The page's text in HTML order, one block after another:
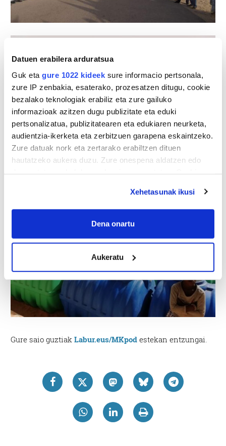
Datuen erabilera arduratsua
Guk eta gure 1022 kideek sure informacio pertsonala,
zure IP zenbakia, esaterako, prozesatzen ditugu, cookie
bezalako teknologiak erabiliz eta zure gailuko
informazioak azitzen dugu publizitate eta eduki
pertsonalizatua, publizitatearen eta edukiaren neurketa,
audientzia-ikerketa eta zerbitzuen garapena eskaintzeko.
Zure datuak nork eta zertarako erabiltzen dituen
hautatzeko aukera duzu. Zure onespena aldatzen edo
If you allow, we would also like to:
Collect information about your geographical
meters
Identify your device by actively scanning it for
specific characteristics (fingerprinting)
Find out more about how your personal data is processed
and set your preferences in the
details section.
teknologia erabiliz, cookieak adibidez, iragarki eta eduki
neurtzeko, jendeari buruzko informazioa biltzeko eta
produktuak garatzeko. Zure datuak nork eta zertarako
erabiltzen dituen hauta dezakezu.
Bazkide batzuek ez dizute baimenik eskatzen, eta beren
Xehetasunak ikusi
Dena onartu
Aukeratu
Gure saio guztiakLabur.eus/MKpod estekan entzungai.